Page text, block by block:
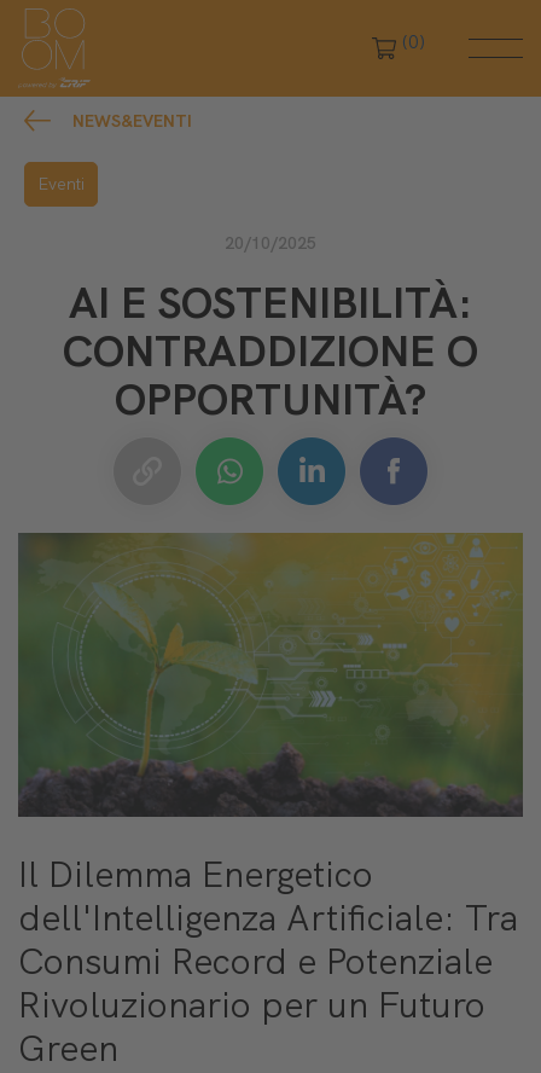
(0)
NEWS&EVENTI
Eventi
20/10/2025
AI E SOSTENIBILITÀ:
CONTRADDIZIONE O
OPPORTUNITÀ?
Il Dilemma Energetico
dell'Intelligenza Artificiale: Tra
Consumi Record e Potenziale
Rivoluzionario per un Futuro
Green